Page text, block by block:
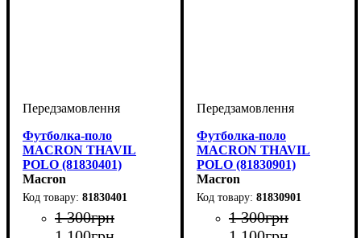
Футболка-поло
MACRON THAVIL
POLO (81830401)
Macron
81830401
1 300грн
Футболка-поло
MACRON THAVIL
POLO (81830901)
Macron
81830901
1 300грн